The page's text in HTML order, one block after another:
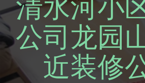
清水河小
公司龙园
近装修